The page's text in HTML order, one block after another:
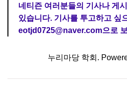
네티즌 여러분들의 기사나 게
있습니다. 기사를 투고하고 싶
eotjd0725@naver.com으로
누리마당 학회.